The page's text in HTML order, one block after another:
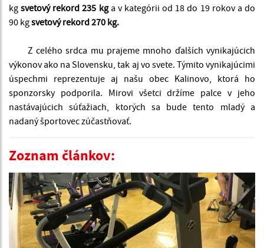
kgsvetový rekord 235 kg a v kategórii od 18 do 19 rokov a do
90 kgsvetový rekord 270 kg.
Z celého srdca mu prajeme mnoho ďalších vynikajúcich
výkonov ako na Slovensku, tak aj vo svete. Týmito vynikajúcimi
úspechmi reprezentuje aj našu obec Kalinovo, ktorá ho
sponzorsky podporila. Mirovi všetci držíme palce v jeho
nastávajúcich súťažiach, ktorých sa bude tento mladý a
nadaný športovec zúčastňovať.
Zoznam článkov: